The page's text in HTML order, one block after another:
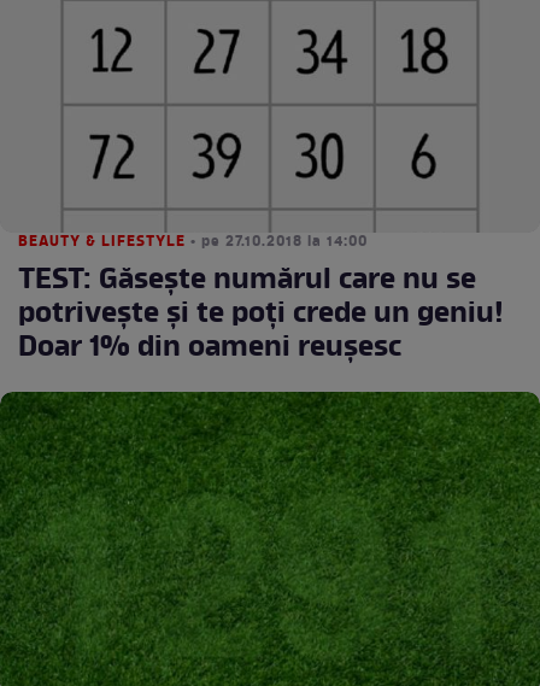
BEAUTY & LIFESTYLE • pe 27.10.2018 la 14:00
TEST: Găseşte numărul care nu se
potriveşte şi te poţi crede un geniu!
Doar 1% din oameni reuşesc